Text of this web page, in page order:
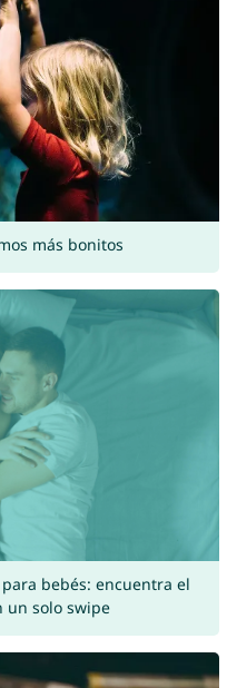
más bonitos
bebés: encuentra el
un solo swipe